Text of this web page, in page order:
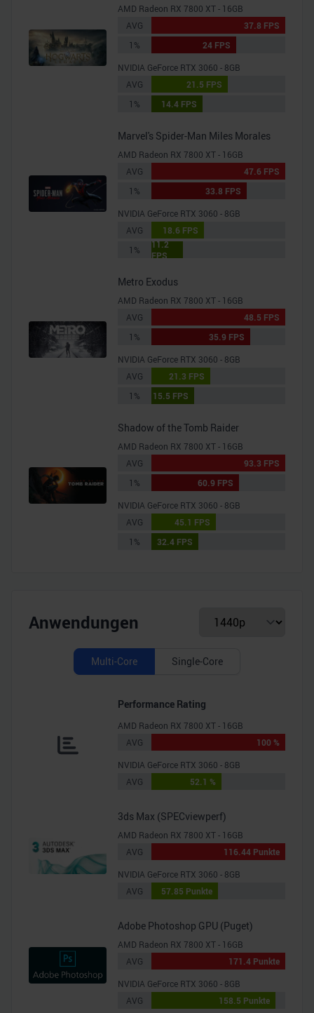
AMD Radeon RX 7800 XT - 16GB
AVG
37.8 FPS
1%
24 FPS
NVIDIA GeForce RTX 3060 - 8GB
AVG
21.5 FPS
1%
14.4 FPS
Marvel's Spider-Man Miles Morales
AMD Radeon RX 7800 XT - 16GB
AVG
47.6 FPS
1%
33.8 FPS
NVIDIA GeForce RTX 3060 - 8GB
AVG
18.6 FPS
1%
11.2
FPS
Metro Exodus
AMD Radeon RX 7800 XT - 16GB
AVG
48.5 FPS
1%
35.9 FPS
NVIDIA GeForce RTX 3060 - 8GB
AVG
21.3 FPS
1%
15.5 FPS
Shadow of the Tomb Raider
AMD Radeon RX 7800 XT - 16GB
AVG
93.3 FPS
1%
60.9 FPS
NVIDIA GeForce RTX 3060 - 8GB
AVG
45.1 FPS
1%
32.4 FPS
Anwendungen
Multi-Core Single-Core
Performance Rating
AMD Radeon RX 7800 XT - 16GB
AVG
100 %
NVIDIA GeForce RTX 3060 - 8GB
AVG
52.1 %
3ds Max (SPECviewperf)
AMD Radeon RX 7800 XT - 16GB
AVG
116.44 Punkte
NVIDIA GeForce RTX 3060 - 8GB
AVG
57.85 Punkte
Adobe Photoshop GPU (Puget)
AMD Radeon RX 7800 XT - 16GB
AVG
171.4 Punkte
NVIDIA GeForce RTX 3060 - 8GB
AVG
158.5 Punkte